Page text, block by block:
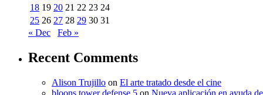
18 19 20 21 22 23 24
25 26 27 28 29 30 31
« Dec
Feb »
Recent Comments
Alison Trujillo on El arte tratado desde el cine
bloons tower defense 5 on Nueva aplicación en ayuda